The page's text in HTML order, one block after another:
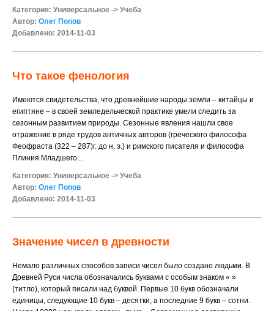
Категория: Универсальное -> Учеба
Автор: Олег Попов
Добавлено: 2014-11-03
Что такое фенология
Имеются свидетельства, что древнейшие народы земли – китайцы и
египтяне – в своей земледельческой практике умели следить за
сезонным развитием природы. Сезонные явления нашли свое
отражение в ряде трудов античных авторов (греческого философа
Феофраста (322 – 287)г. до н. э.) и римского писателя и философа
Плиния Младшего...
Категория: Универсальное -> Учеба
Автор: Олег Попов
Добавлено: 2014-11-03
Значение чисел в древности
Немало различных способов записи чисел было создано людьми. В
Древней Руси числа обозначались буквами с особым знаком « »
(титло), который писали над буквой. Первые 10 букв обозначали
единицы, следующие 10 букв – десятки, а последние 9 букв – сотни.